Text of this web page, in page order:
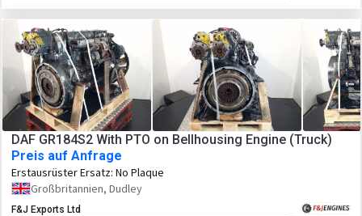
DAF GR184S2 With PTO on Bellhousing Engine (Truck)
Preis auf Anfrage
Erstausrüster Ersatz: No Plaque
Großbritannien, Dudley
F&J Exports Ltd